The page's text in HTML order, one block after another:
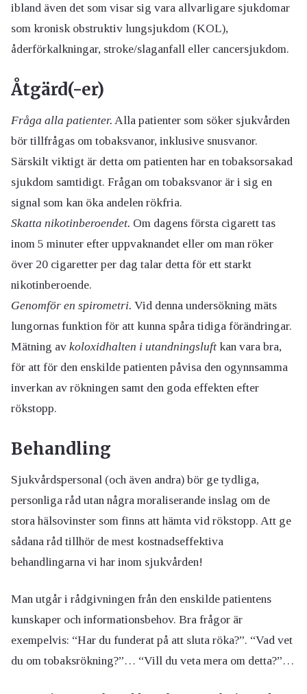
ibland även det som visar sig vara allvarligare sjukdomar
som kronisk obstruktiv lungsjukdom (KOL),
åderförkalkningar, stroke/slaganfall eller cancersjukdom.
Åtgärd(-er)
Fråga alla patienter. Alla patienter som söker sjukvården
bör tillfrågas om tobaksvanor, inklusive snusvanor.
Särskilt viktigt är detta om patienten har en tobaksorsakad
sjukdom samtidigt. Frågan om tobaksvanor är i sig en
signal som kan öka andelen rökfria.
Skatta nikotinberoendet. Om dagens första cigarett tas
inom 5 minuter efter uppvaknandet eller om man röker
över 20 cigaretter per dag talar detta för ett starkt
nikotinberoende.
Genomför en spirometri. Vid denna undersökning mäts
lungornas funktion för att kunna spåra tidiga förändringar.
Mätning av koloxidhalten i utandningsluftkan vara bra,
för att för den enskilde patienten påvisa den ogynnsamma
inverkan av rökningen samt den goda effekten efter
rökstopp.
Behandling
Sjukvårdspersonal (och även andra) bör ge tydliga,
personliga råd utan några moraliserande inslag om de
stora hälsovinster som finns att hämta vid rökstopp. Att ge
sådana råd tillhör de mest kostnadseffektiva
behandlingarna vi har inom sjukvården!
Man utgår i rådgivningen från den enskilde patientens
kunskaper och informationsbehov. Bra frågor är
exempelvis: “Har du funderat på att sluta röka?”. “Vad vet
du om tobaksrökning?”… “Vill du veta mera om detta?”…